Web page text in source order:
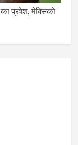
प्रवेश, मेक्सिको